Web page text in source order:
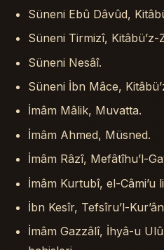
Süneni Ebû Dâvûd,
Süneni Tirmizî, Kitâbü’z-
Süneni Nesâî.
Süneni İbn Mâce,
İmâm Mâlik, Muvatta.
İmâm Ahmed, Müsned.
İmâm Râzî, Mefâtîhu’l-
İmâm Kurtubî, el-Câmi’u
İbn Kesîr, Tefsîru’l-
İmâm Gazzâlî, İhyâ-u